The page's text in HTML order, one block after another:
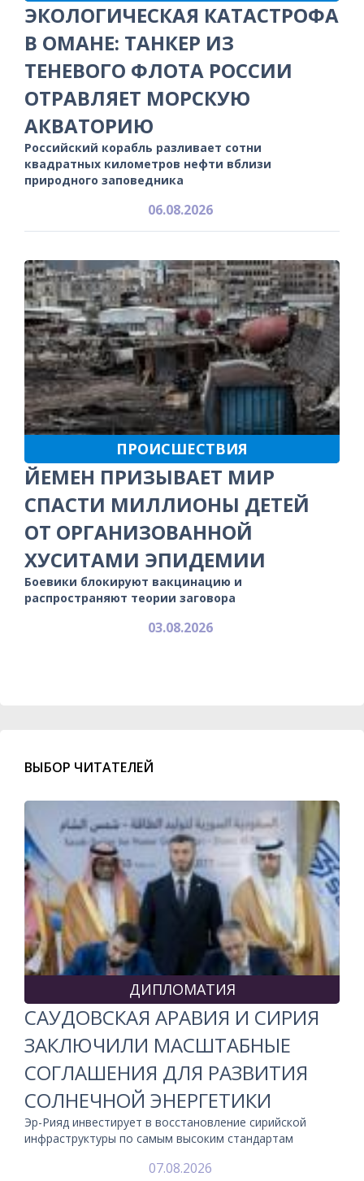
ЭКОЛОГИЧЕСКАЯ КАТАСТРОФА
В ОМАНЕ: ТАНКЕР ИЗ
ТЕНЕВОГО ФЛОТА РОССИИ
ОТРАВЛЯЕТ МОРСКУЮ
АКВАТОРИЮ
Российский корабль разливает сотни
квадратных километров нефти вблизи
природного заповедника
06.08.2026
ПРОИСШЕСТВИЯ
ЙЕМЕН ПРИЗЫВАЕТ МИР
СПАСТИ МИЛЛИОНЫ ДЕТЕЙ
ОТ ОРГАНИЗОВАННОЙ
ХУСИТАМИ ЭПИДЕМИИ
Боевики блокируют вакцинацию и
распространяют теории заговора
03.08.2026
ВЫБОР ЧИТАТЕЛЕЙ
ДИПЛОМАТИЯ
САУДОВСКАЯ АРАВИЯ И СИРИЯ
ЗАКЛЮЧИЛИ МАСШТАБНЫЕ
СОГЛАШЕНИЯ ДЛЯ РАЗВИТИЯ
СОЛНЕЧНОЙ ЭНЕРГЕТИКИ
Эр-Рияд инвестирует в восстановление сирийской
инфраструктуры по самым высоким стандартам
07.08.2026